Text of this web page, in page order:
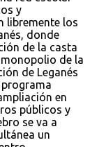
y
libremente los
donde
de la casta
de la
de Leganés
en
públicos y
se va a
un